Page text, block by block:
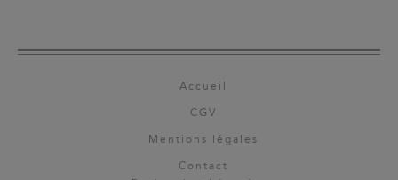
Accueil
CGV
Mentions légales
Contact